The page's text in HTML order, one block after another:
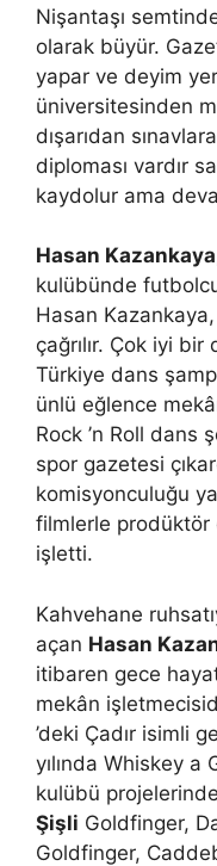
Nişantaşı
olarak büyür.
yapar ve deyim
üniversitesinden
dışarıdan
diploması vardır
kaydolur ama
Hasan Kazankaya
kulübünde
Hasan Kazankaya,
çağrılır. Çok iyi bir
Türkiye dans
ünlü eğlence
Rock ’n Roll dans
spor gazetesi
komisyonculuğu
filmlerle prodüktör
işletti.
Kahvehane
açan Hasan
itibaren gece
mekân
’deki Çadır isimli
yılında Whiskey
kulübü
Şişli Goldfinger,
Goldfinger,